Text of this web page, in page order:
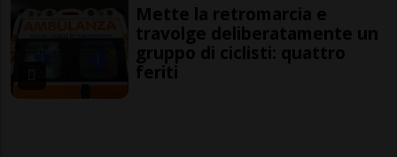
Mette la retromarcia e
travolge deliberatamente un
gruppo di ciclisti: quattro
feriti